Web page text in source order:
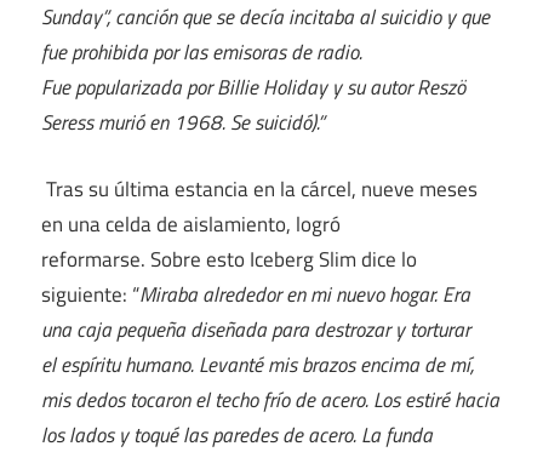
Sunday”, canción que se decía incitaba al suicidio y que
fue prohibida por las emisoras de radio.
Fue popularizada por Billie Holiday y su autor Reszö
Seress murió en 1968. Se suicidó).”
Tras su última estancia en la cárcel, nueve meses
en una celda de aislamiento, logró
reformarse. Sobre esto Iceberg Slim dice lo
siguiente: “Miraba alrededor en mi nuevo hogar. Era
una caja pequeña diseñada para destrozar y torturar
el espíritu humano. Levanté mis brazos encima de mí,
mis dedos tocaron el techo frío de acero. Los estiré hacia
los lados y toqué las paredes de acero. La funda